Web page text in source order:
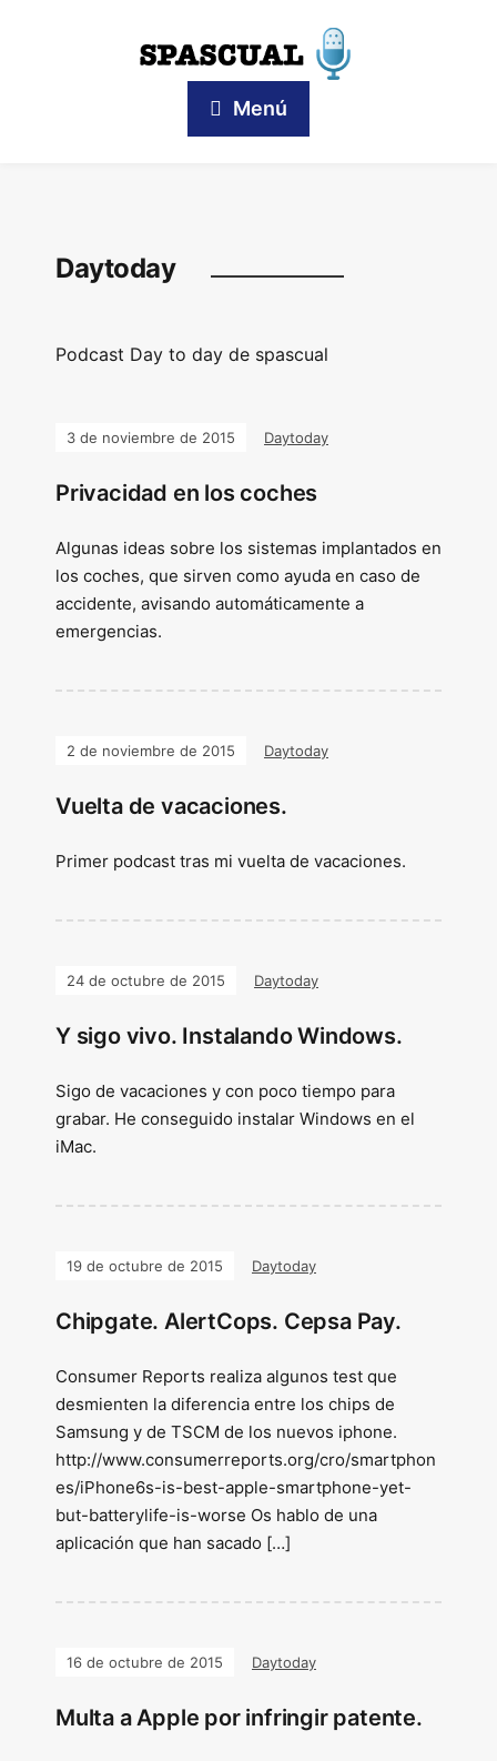
Menú
Daytoday
Podcast Day to day de spascual
3 de noviembre de 2015 Daytoday
Privacidad en los coches
Algunas ideas sobre los sistemas implantados en
los coches, que sirven como ayuda en caso de
accidente, avisando automáticamente a
emergencias.
2 de noviembre de 2015 Daytoday
Vuelta de vacaciones.
Primer podcast tras mi vuelta de vacaciones.
24 de octubre de 2015 Daytoday
Y sigo vivo. Instalando Windows.
Sigo de vacaciones y con poco tiempo para
grabar. He conseguido instalar Windows en el
iMac.
19 de octubre de 2015 Daytoday
Chipgate. AlertCops. Cepsa Pay.
Consumer Reports realiza algunos test que
desmienten la diferencia entre los chips de
Samsung y de TSCM de los nuevos iphone.
http://www.consumerreports.org/cro/smartphon
es/iPhone6s-is-best-apple-smartphone-yet-
but-batterylife-is-worse Os hablo de una
aplicación que han sacado […]
16 de octubre de 2015 Daytoday
Multa a Apple por infringir patente.